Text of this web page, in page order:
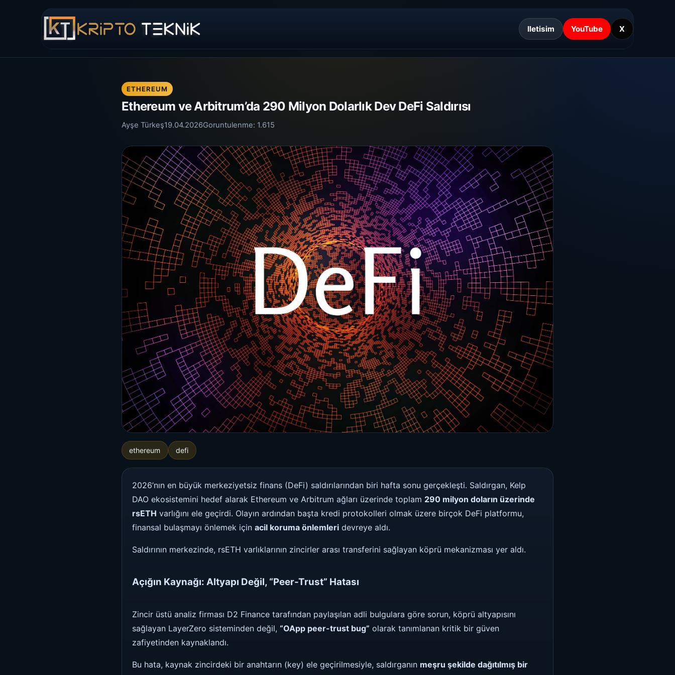
Iletisim YouTube X
ETHEREUM
Ethereum ve Arbitrum’da 290 Milyon Dolarlık Dev DeFi Saldırısı
Ayşe Türkeş19.04.2026Goruntulenme: 1.615
ethereum defi
2026’nın en büyük merkeziyetsiz finans (DeFi) saldırılarından biri hafta sonu gerçekleşti. Saldırgan, Kelp
DAO ekosistemini hedef alarak Ethereum ve Arbitrum ağları üzerinde toplam 290 milyon doların üzerinde
rsETH varlığını ele geçirdi. Olayın ardından başta kredi protokolleri olmak üzere birçok DeFi platformu,
finansal bulaşmayı önlemek için acil koruma önlemleri devreye aldı.
Saldırının merkezinde, rsETH varlıklarının zincirler arası transferini sağlayan köprü mekanizması yer aldı.
Açığın Kaynağı: Altyapı Değil, “Peer-Trust” Hatası
Zincir üstü analiz firması D2 Finance tarafından paylaşılan adli bulgulara göre sorun, köprü altyapısını
sağlayan LayerZero sisteminden değil, “OApp peer-trust bug” olarak tanımlanan kritik bir güven
zafiyetinden kaynaklandı.
Bu hata, kaynak zincirdeki bir anahtarın (key) ele geçirilmesiyle, saldırganın meşru şekilde dağıtılmış bir